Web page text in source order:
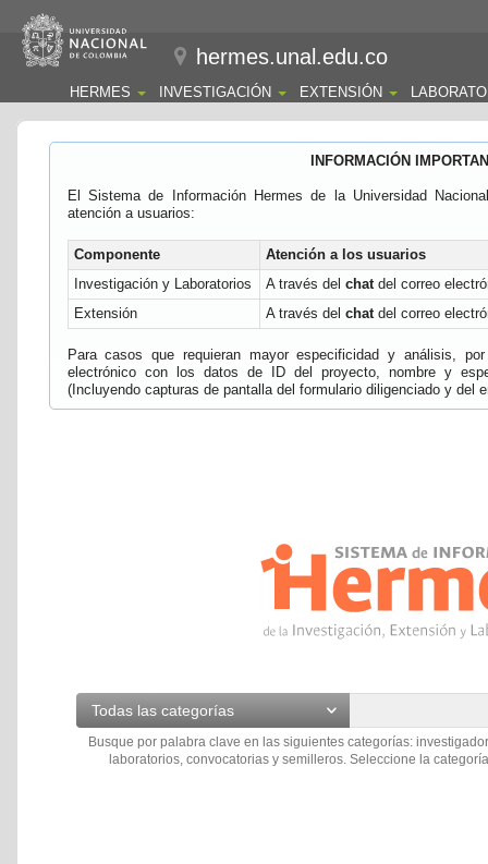
hermes.unal.edu.co
HERMES INVESTIGACIÓN EXTENSIÓN
INFORMACIÓN
El Sistema de Información Hermes de la Universidad
atención a usuarios:
Componente
Atención a los usuarios
Investigación y Laboratorios
A través del chatdel correo
Extensión
A través del chatdel correo
Para casos que requieran mayor especificidad y análisis,
electrónico con los datos de ID del proyecto, nombre y
(Incluyendo capturas de pantalla del formulario diligenciado y del
Todas las categorías
Busque por palabra clave en las siguientes categorías:
laboratorios, convocatorias y semilleros. Seleccione la